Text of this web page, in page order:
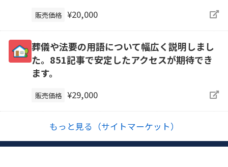
販売価格 ¥20,000
葬儀や法要の用語について幅広く説明しまし
た。851記事で安定したアクセスが期待でき
ます。
販売価格 ¥29,000
もっと見る（サイトマーケット）